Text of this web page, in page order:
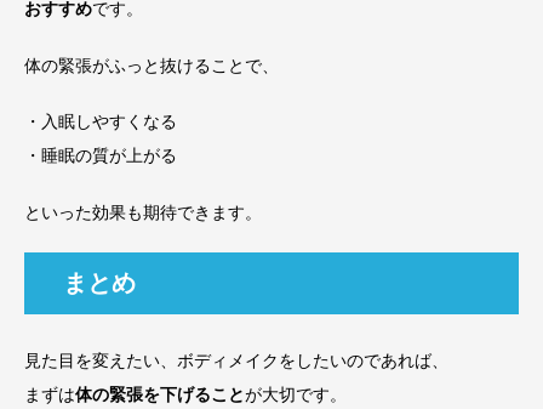
おすすめです。
体の緊張がふっと抜けることで、
・入眠しやすくなる
・睡眠の質が上がる
といった効果も期待できます。
まとめ
見た目を変えたい、ボディメイクをしたいのであれば、
まずは体の緊張を下げることが大切です。